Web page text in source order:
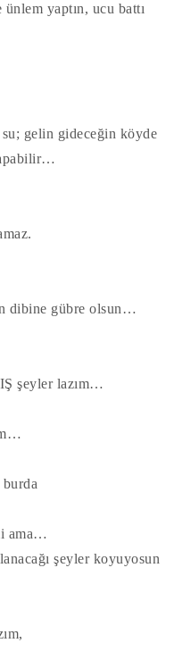
yaptın, ucu battı
gelin gideceğin köyde
dibine gübre olsun…
şeyler lazım…
ama…
şeyler koyuyosun